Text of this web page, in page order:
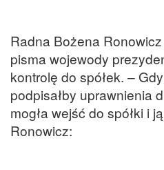
Radna Bożena
pisma wojewody
kontrolę do spółek. –
podpisałby uprawnienia
mogła wejść do spółki i
Ronowicz: